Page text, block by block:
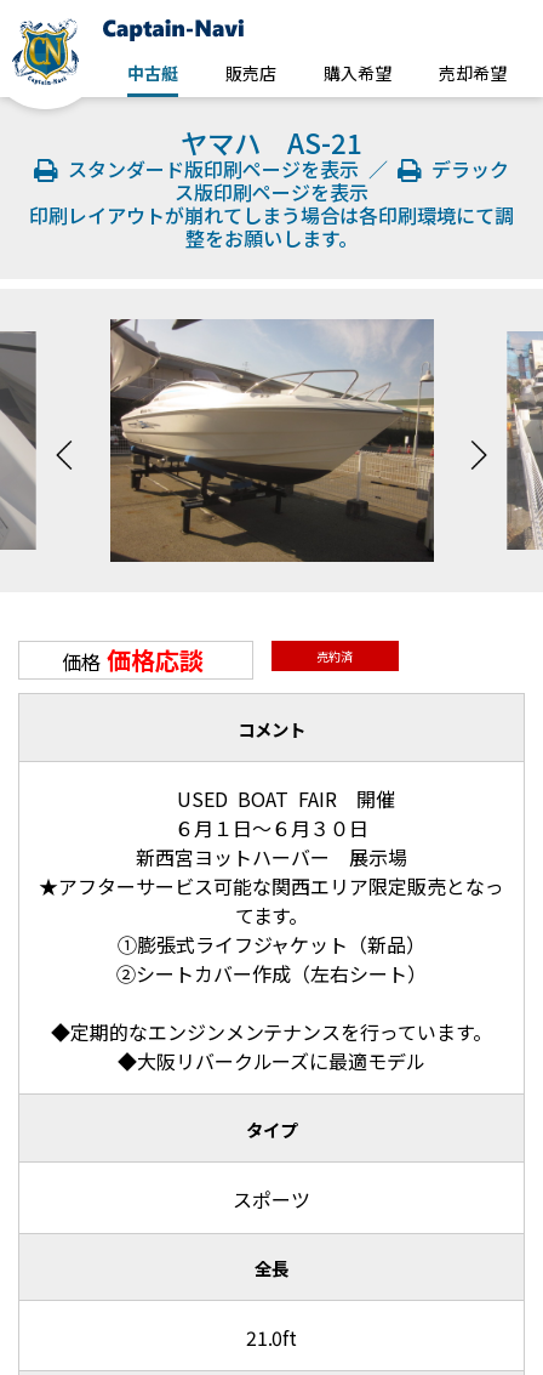
中古艇 販売店 購入希望 売却希望
ヤマハ AS-21
スタンダード版印刷ページを表示 ／
デラック
ス版印刷ページを表示
印刷レイアウトが崩れてしまう場合は各印刷環境にて調
整をお願いします。
価格 価格応談 売約済
コメント
USED BOAT FAIR 開催
６月１日～６月３０日
新西宮ヨットハーバー 展示場
★アフターサービス可能な関西エリア限定販売となっ
てます。
①膨張式ライフジャケット（新品）
②シートカバー作成（左右シート）
◆定期的なエンジンメンテナンスを行っています。
◆大阪リバークルーズに最適モデル
タイプ
スポーツ
全長
21.0ft